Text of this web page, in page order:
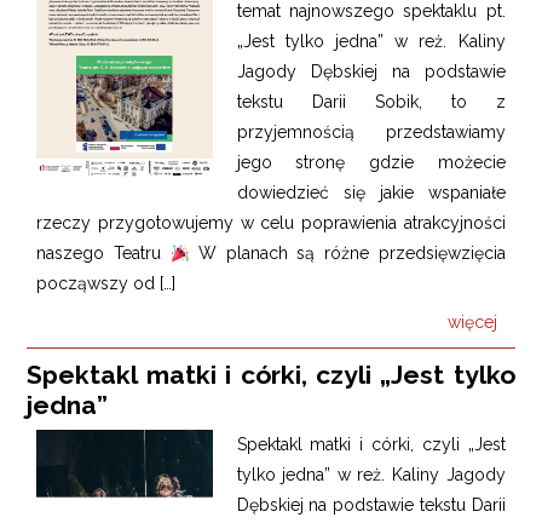
temat najnowszego spektaklu pt.
„Jest tylko jedna” w reż. Kaliny
Jagody Dębskiej na podstawie
tekstu Darii Sobik, to z
przyjemnością przedstawiamy
jego stronę gdzie możecie
dowiedzieć się jakie wspaniałe
rzeczy przygotowujemy w celu poprawienia atrakcyjności
naszego Teatru
W planach są różne przedsięwzięcia
począwszy od […]
więcej
Spektakl matki i córki, czyli „Jest tylko
jedna”
Spektakl matki i córki, czyli „Jest
tylko jedna” w reż. Kaliny Jagody
Dębskiej na podstawie tekstu Darii